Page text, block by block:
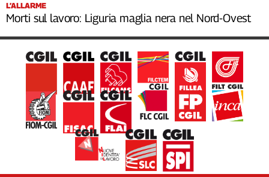
L’ALLARME
Morti sul lavoro: Liguria maglia nera nel Nord-Ovest